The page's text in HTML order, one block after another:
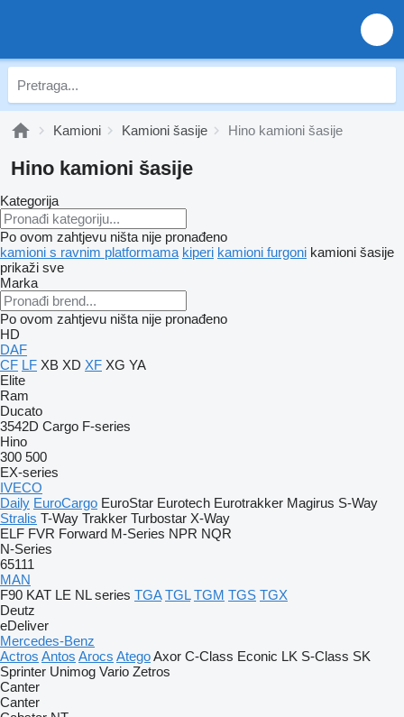
Kamioni Kamioni šasije Hino kamioni šasije
Hino kamioni šasije
Kategorija
Po ovom zahtjevu ništa nije pronađeno
kamioni s ravnim platformama kiperi kamioni furgoni kamioni šasije
prikaži sve
Marka
Po ovom zahtjevu ništa nije pronađeno
HD
DAF
CF LF XB XD XF XG YA
Elite
Ram
Ducato
3542D Cargo F-series
Hino
300 500
EX-series
IVECO
Daily EuroCargo EuroStar Eurotech Eurotrakker Magirus S-Way
Stralis T-Way Trakker Turbostar X-Way
ELF FVR Forward M-Series NPR NQR
N-Series
65111
MAN
F90 KAT LE NL series TGA TGL TGM TGS TGX
Deutz
eDeliver
Mercedes-Benz
Actros Antos Arocs AtegoAxor C-Class Econic LK S-Class SK
Sprinter Unimog Vario Zetros
Canter
Canter